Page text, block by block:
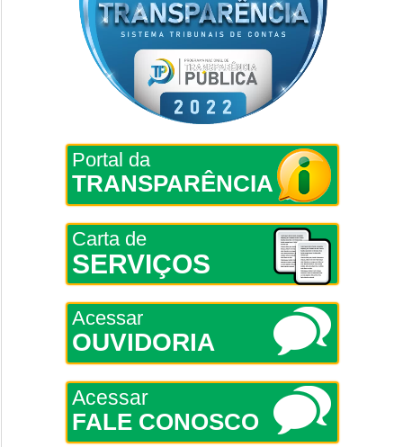
Portal da
TRANSPARÊNCIA
Carta de
SERVIÇOS
Acessar
OUVIDORIA
Acessar
FALE CONOSCO